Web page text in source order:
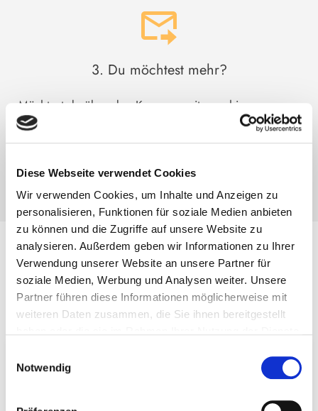
Diese Webseite verwendet Cookies
Wir verwenden Cookies, um Inhalte und Anzeigen zu
personalisieren, Funktionen für soziale Medien anbieten
zu können und die Zugriffe auf unsere Website zu
analysieren. Außerdem geben wir Informationen zu Ihrer
Verwendung unserer Website an unsere Partner für
soziale Medien, Werbung und Analysen weiter. Unsere
Partner führen diese Informationen möglicherweise mit
weiteren Daten zusammen, die Sie ihnen bereitgestellt
Einstellungen widerrufen oder ändern:
. Es befindet sich auch ein Link in der
Fußzeile zu den Einstellungen der Cookies um diese
Notwendig
3. Du möchtest mehr?
Möchtest du über den Kongresszeitraum hinaus
lebenslangen Zugriff auf die Kongress-Inhalte und
Programm– Diese
Experteninterviews erwarten dich
Tag 1– Freitag, 17.04.